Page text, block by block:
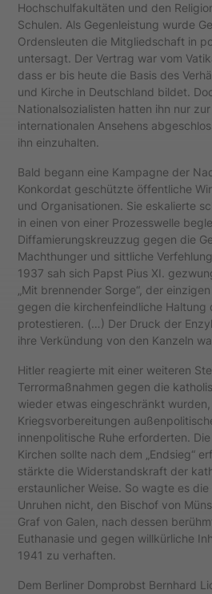
Hochschulfakultäten und den
Schulen. Als Gegenleistung wurde
Ordensleuten die Mitgliedschaft in
untersagt. Der Vertrag war vom
dass er bis heute die Basis des
und Kirche in Deutschland bildet.
Nationalsozialisten hatten ihn nur
internationalen Ansehens
ihn einzuhalten.
Bald begann eine Kampagne der
Konkordat geschützte öffentliche
und Organisationen. Sie eskalierte
in einen von einer Prozesswelle
Diffamierungskreuzzug gegen die
Machthunger und sittliche
1937 sah sich Papst Pius XI.
„Mit brennender Sorge“, der
gegen die kirchenfeindliche Haltung
protestieren. (…) Der Druck der
ihre Verkündung von den Kanzeln
Hitler reagierte mit einer weiteren
Terrormaßnahmen gegen die
wieder etwas eingeschränkt wurden,
Kriegsvorbereitungen
innenpolitische Ruhe erforderten.
Kirchen sollte nach dem „Endsieg“
stärkte die Widerstandskraft der
erstaunlicher Weise. So wagte es
Unruhen nicht, den Bischof von
Graf von Galen, nach dessen
Euthanasie und gegen willkürliche
1941 zu verhaften.
Dem Berliner Domprobst Bernhard